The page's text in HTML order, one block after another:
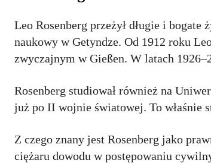
Leo Rosenberg przeżył długie i
naukowy w Getyndze. Od 1912 roku
zwyczajnym w Gießen. W latach
Rosenberg studiował również na
już po II wojnie światowej. To właśnie
Z czego znany jest Rosenberg jako
ciężaru dowodu w postępowaniu